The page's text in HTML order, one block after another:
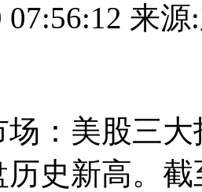
07:56:12 来源
美股三大
史新高。